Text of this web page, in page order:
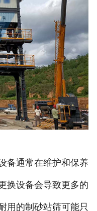
通常在维护和保养
换设备会导致更多的
用的制砂站筛可能只